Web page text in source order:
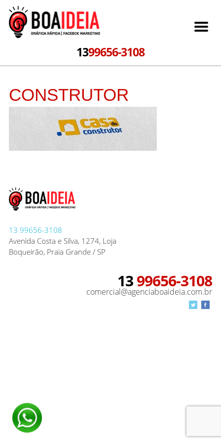
1399656-3108
CONSTRUTOR
13 99656-3108
Avenida Costa e Silva, 1274, Loja
Boqueirão, Praia Grande / SP
1399656-3108
comercial@agenciaboaideia.com.br